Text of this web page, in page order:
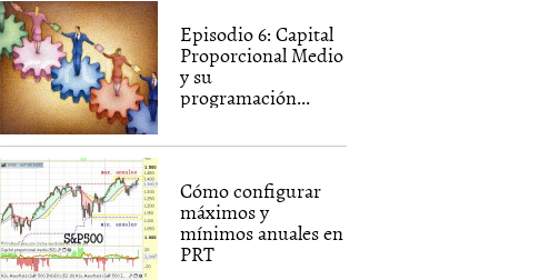
Episodio 6: Capital
Proporcional Medio
y su
programación...
Cómo configurar
máximos y
mínimos anuales en
PRT